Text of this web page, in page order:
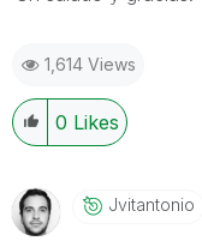
1,614 Views
0 Likes
Jvitantonio